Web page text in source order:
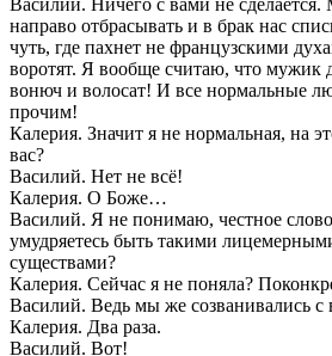
направо отбрасывать и в брак нас
чуть, где пахнет не французскими
воротят. Я вообще считаю, что мужик
вонюч и волосат! И все нормальные
прочим!
Калерия. Значит я не нормальная, на
вас?
Василий. Нет не всё!
Калерия. О Боже…
Василий. Я не понимаю, честное
умудряетесь быть такими
существами?
Калерия. Сейчас я не поняла?
Василий. Ведь мы же созванивались с
Калерия. Два раза.
Василий. Вот!